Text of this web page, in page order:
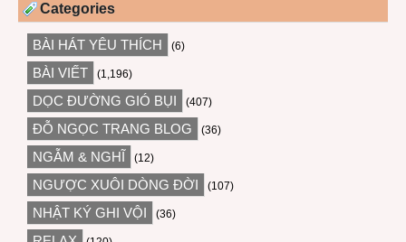
Categories
BÀI HÁT YÊU THÍCH (6)
BÀI VIẾT (1,196)
DỌC ĐƯỜNG GIÓ BỤI (407)
ĐỖ NGỌC TRANG BLOG (36)
NGẪM & NGHĨ (12)
NGƯỢC XUÔI DÒNG ĐỜI (107)
NHẬT KÝ GHI VỘI (36)